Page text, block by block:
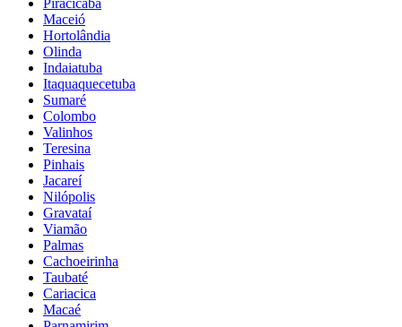
Maceió
Hortolândia
Olinda
Indaiatuba
Itaquaquecetuba
Sumaré
Colombo
Valinhos
Teresina
Pinhais
Jacareí
Nilópolis
Gravataí
Viamão
Palmas
Cachoeirinha
Taubaté
Cariacica
Macaé